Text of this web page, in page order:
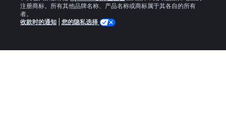
注册商标。所有其他品牌名称、产品名称或商标属于其各自的所有
者。
收款时的通知
您的隐私选择